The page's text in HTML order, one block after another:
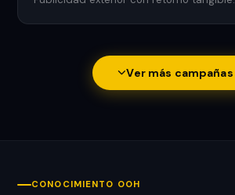
Ver más campañas
CONOCIMIENTO OOH